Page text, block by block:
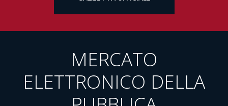
MERCATO
ELETTRONICO DELLA